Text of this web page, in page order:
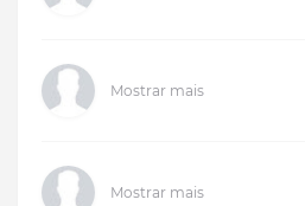
Mostrar mais
Mostrar mais